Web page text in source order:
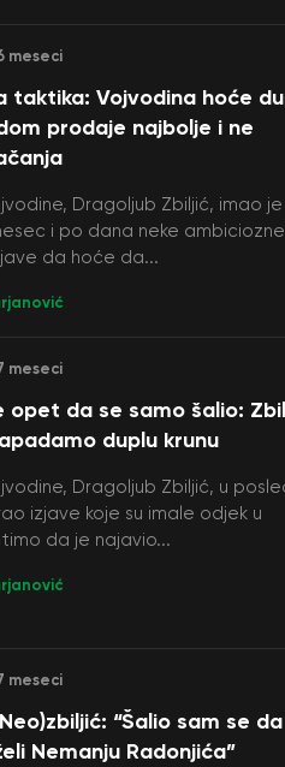
meseci
taktika: Vojvodina hoće
prodaje najbolje i ne
Dragoljub Zbiljić, imao je
i po dana neke ambiciozne
da hoće da...
meseci
opet da se samo šalio:
duplu krunu
Dragoljub Zbiljić, u
izjave koje su imale odjek u
da je najavio...
meseci
“Šalio sam se da
Nemanju Radonjića”